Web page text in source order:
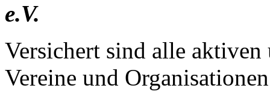
e.V.
Versichert sind alle
Vereine und